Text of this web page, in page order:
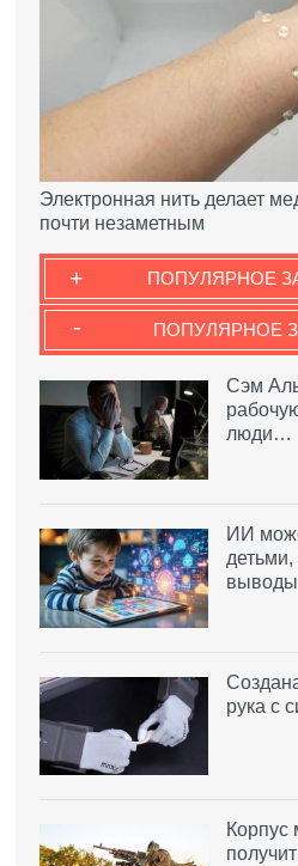
Электронная нить делает
почти незаметным
ПОПУЛЯРНОЕ
+
ПОПУЛЯРНОЕ
-
Сэм
люди…
ИИ
выводы
рука с